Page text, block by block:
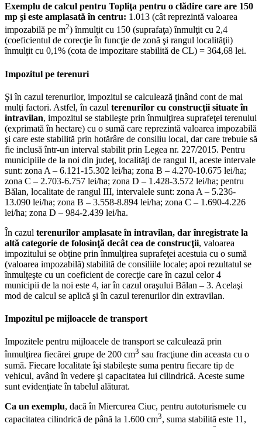
Exemplu de calcul pentru Topliţa pentru o clădire care are 150
mp şi este amplasată în centru: 1.013 (cât reprezintă valoarea
impozabilă pe m2) înmulţit cu 150 (suprafaţa) înmulţit cu 2,4
(coeficientul de corecţie în funcţie de zonă şi rangul localităţii)
înmulţit cu 0,1% (cota de impozitare stabilită de CL) = 364,68 lei.
Impozitul pe terenuri
Şi în cazul terenurilor, impozitul se calculează ţinând cont de mai
mulţi factori. Astfel, în cazul terenurilor cu construcţii situate în
intravilan, impozitul se stabileşte prin înmulţirea suprafeţei terenului
(exprimată în hectare) cu o sumă care reprezintă valoarea impozabilă
şi care este stabilită prin hotărâre de consiliu local, dar care trebuie să
fie inclusă într-un interval stabilit prin Legea nr. 227/2015. Pentru
municipiile de la noi din judeţ, localităţi de rangul II, aceste intervale
sunt: zona A – 6.121-15.302 lei/ha; zona B – 4.270-10.675 lei/ha;
zona C – 2.703-6.757 lei/ha; zona D – 1.428-3.572 lei/ha; pentru
Bălan, localitate de rangul III, intervalele sunt: zona A – 5.236-
13.090 lei/ha; zona B – 3.558-8.894 lei/ha; zona C – 1.690-4.226
lei/ha; zona D – 984-2.439 lei/ha.
În cazul terenurilor amplasate în intravilan, dar înregistrate la
altă categorie de folosinţă decât cea de construcţii, valoarea
impozitului se obţine prin înmulţirea suprafeţei acestuia cu o sumă
(valoarea impozabilă) stabilită de consiliile locale; apoi rezultatul se
înmulţeşte cu un coeficient de corecţie care în cazul celor 4
municipii de la noi este 4, iar în cazul oraşului Bălan – 3. Acelaşi
mod de calcul se aplică şi în cazul terenurilor din extravilan.
Impozitul pe mijloacele de transport
Impozitele pentru mijloacele de transport se calculează prin
înmulţirea fiecărei grupe de 200 cm3 sau fracţiune din aceasta cu o
sumă. Fiecare localitate îşi stabileşte suma pentru fiecare tip de
vehicul, având în vedere şi capacitatea lui cilindrică. Aceste sume
sunt evidenţiate în tabelul alăturat.
Ca un exemplu, dacă în Miercurea Ciuc, pentru autoturismele cu
capacitatea cilindrică de până la 1.600 cm3, suma stabilită este 11,